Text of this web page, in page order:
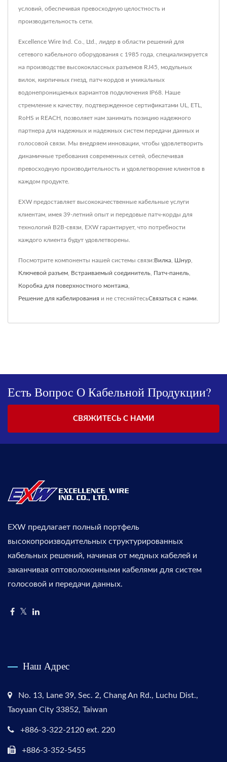
условий, обеспечивая превосходную целостность и
производительность сети.
Excellence Wire Ind. Co., Ltd., лидер в области решений для
сетевого кабельного оборудования с 1985 года, специализируется
на производстве высококлассных разъемов RJ45, модульных
вилок, кирпичных гнезд, патч-кордов и уникальных
водонепроницаемых вариантов подключения IP68. Наше
стремление к качеству, подтвержденное сертификатами UL, ETL,
RoHS и REACH, позволяет нам занимать позицию надежного
партнера для надежных и надежных систем передачи данных и
голосовой связи. Мы внедряем инновации, чтобы удовлетворить
динамичные требования современных сетей, обеспечивая
превосходную производительность и удовлетворение клиентов в
каждом продукте.
EXW предоставляет высококачественные кабельные услуги
клиентам, имея 39-летний опыт и передовые патч-корды для
технологий B2B-связи, EXW гарантирует, что потребности
каждого клиента будут удовлетворены.
Посмотрите компоненты нашей системы связи: Вилка, Шнур,
Ключевой разъем, Встраиваемый соединитель, Патч-панель,
Коробка для поверхностного монтажа,
Решение для кабелирования и не стесняйтесьСвязаться с нами.
Есть Вопрос О Кабельной Продукции?
СВЯЖИТЕСЬ С НАМИ
EXW предлагает полный портфель
высокопроизводительных структурированных
кабельных решений, начиная от медных кабелей и
заканчивая оптоволоконными кабелями для систем
голосовой и передачи данных.
Наш Адрес
No. 13, Lane 39, Sec. 2, Chang An Rd., Luchu Dist.,
Taoyuan City 33852, Taiwan
+886-3-322-2120 ext. 220
+886-3-352-5455